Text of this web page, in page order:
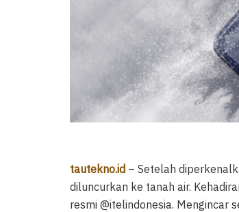
tautekno.id – Setelah
diluncurkan ke tanah air.
resmi @itelindonesia. Mengincar